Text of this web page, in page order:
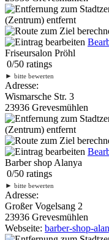
(Zentrum) entfernt
Friseursalon Pröhl
0/50 ratings
► bitte bewerten
Adresse:
Wismarsche Str. 3
23936 Grevesmühlen
(Zentrum) entfernt
Barber shop Alanya
0/50 ratings
► bitte bewerten
Adresse:
Großer Vogelsang 2
23936 Grevesmühlen
Webseite: barber-shop-